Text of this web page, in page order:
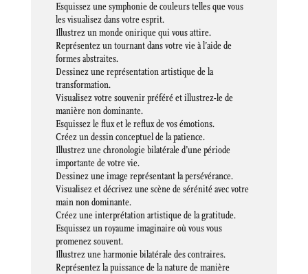
Esquissez une symphonie de couleurs telles que vous
les visualisez dans votre esprit.
Illustrez un monde onirique qui vous attire.
Représentez un tournant dans votre vie à l’aide de
formes abstraites.
Dessinez une représentation artistique de la
transformation.
Visualisez votre souvenir préféré et illustrez-le de
manière non dominante.
Esquissez le flux et le reflux de vos émotions.
Créez un dessin conceptuel de la patience.
Illustrez une chronologie bilatérale d’une période
importante de votre vie.
Dessinez une image représentant la persévérance.
Visualisez et décrivez une scène de sérénité avec votre
main non dominante.
Créez une interprétation artistique de la gratitude.
Esquissez un royaume imaginaire où vous vous
promenez souvent.
Illustrez une harmonie bilatérale des contraires.
Représentez la puissance de la nature de manière